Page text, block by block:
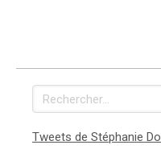
Rechercher
Tweets de Stéphanie Do